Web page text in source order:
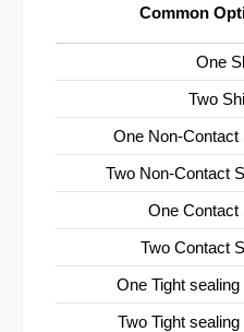
Common
One
Two
One Non-Contact
Two Non-Contact
One Contact
Two Contact
One Tight sealing
Two Tight sealing